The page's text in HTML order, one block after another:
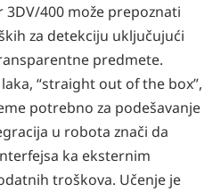
3DV/400 može prepoznati
za detekciju uključujući
predmete.
“straight out of the box”,
potrebno za podešavanje
u robota znači da
ka eksternim
troškova. Učenje je